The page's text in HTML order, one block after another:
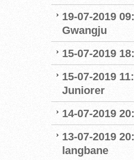
19-07-2019
Gwangju
15-07-2019
15-07-2019
Juniorer
14-07-2019
13-07-2019
langbane